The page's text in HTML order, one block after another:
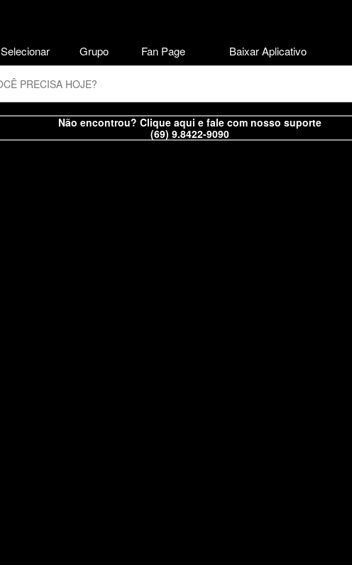
Não encontrou? Clique aqui e fale com nosso suporte
(69) 9.8422-9090
Selecionar Grupo Fan Page Baixar Aplicativo